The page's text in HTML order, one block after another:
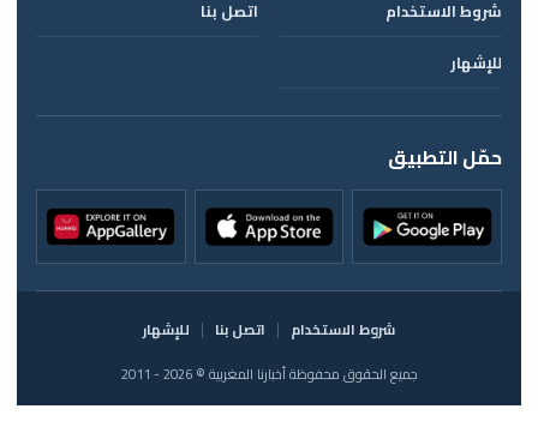
شروط الاستخدام
اتصل بنا
للإشهار
حمّل التطبيق
شروط الاستخدام اتصل بنا
للإشهار
جميع الحقوق محفوظة أخبارنا المغربية © 2026 - 2011